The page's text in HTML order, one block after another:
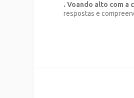
. Voando alto com a
respostas e